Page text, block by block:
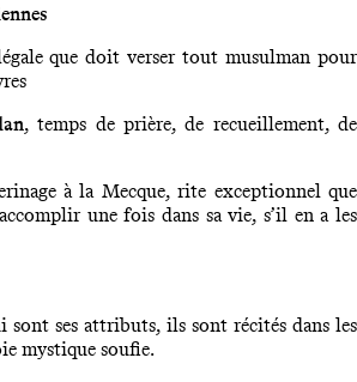
que doit verser tout musulman pour
, temps de prière, de recueillement, de
à la Mecque, rite exceptionnel que
une fois dans sa vie, s’il en a les
ses attributs, ils sont récités dans les
mystique soufie.